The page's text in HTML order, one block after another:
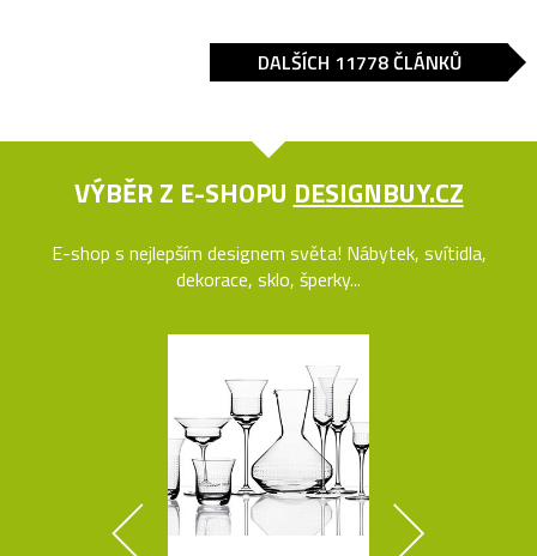
DALŠÍCH 11778 ČLÁNKŮ
VÝBĚR Z E-SHOPU DESIGNBUY.CZ
E-shop s nejlepším designem světa! Nábytek, svítidla,
dekorace, sklo, šperky...